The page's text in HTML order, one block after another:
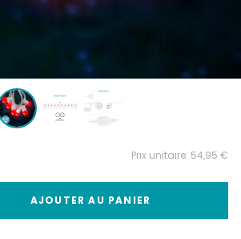
Prix unitaire: 54,95 €
AJOUTER AU PANIER